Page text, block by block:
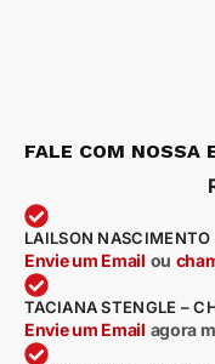
FALE COM NOSSA
LAILSON NASCIMENTO
Envie um Email ou
TACIANA STENGLE –
Envie um Email agora